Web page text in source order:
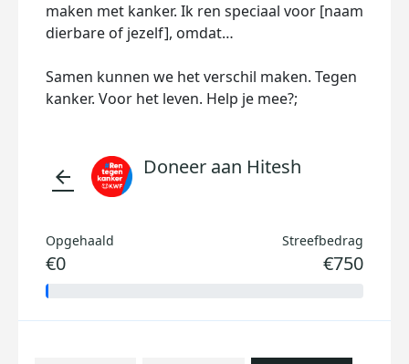
maken met kanker. Ik ren speciaal voor [naam
dierbare of jezelf], omdat…
Samen kunnen we het verschil maken. Tegen
kanker. Voor het leven. Help je mee?;
arrow_back Doneer aan Hitesh
Opgehaald
€0
Streefbedrag
€750